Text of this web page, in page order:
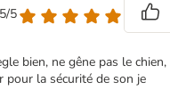
5
bien, ne gêne pas le chien,
pour la sécurité de son je